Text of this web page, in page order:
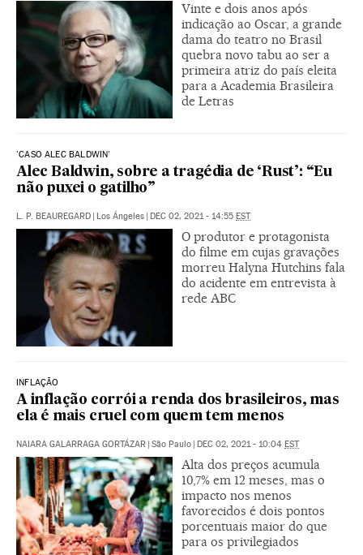
Vinte e dois anos após
indicação ao Oscar, a grande
dama do teatro no Brasil
quebra novo tabu ao ser a
primeira atriz do país eleita
para a Academia Brasileira
de Letras
'CASO ALEC BALDWIN'
Alec Baldwin, sobre a tragédia de ‘Rust’: “Eu
não puxei o gatilho”
L. P. BEAUREGARD | Los Ángeles | DEC 02, 2021 - 14:55 EST
O produtor e protagonista
do filme em cujas gravações
morreu Halyna Hutchins fala
do acidente em entrevista à
rede ABC
INFLAÇÃO
A inflação corrói a renda dos brasileiros, mas
ela é mais cruel com quem tem menos
NAIARA GALARRAGA GORTÁZAR | São Paulo | DEC 02, 2021 - 10:04 EST
Alta dos preços acumula
10,7% em 12 meses, mas o
impacto nos menos
favorecidos é dois pontos
porcentuais maior do que
para os privilegiados